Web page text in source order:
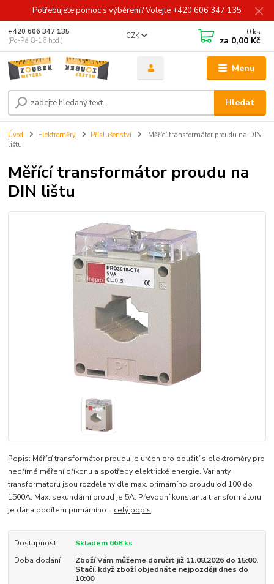
Potřebujete pomoc s výběrem? Volejte +420 606 347 135
Menu
CZK
Hledat
+420 606 347 135
(Po-Pá 8-16 hod.)
0 ks
za 0,00 Kč
Úvod Elektroměry Příslušenství
Měřící transformátor proudu na DIN
lištu
Měřící transformátor proudu na
DIN lištu
Popis: Měřící transformátor proudu je určen pro použití s elektroměry pro
nepřímé měření příkonu a spotřeby elektrické energie. Varianty
transformátoru jsou rozděleny dle max. primárního proudu od 100 do
1500A. Max. sekundární proud je 5A. Převodní konstanta transformátoru
je dána podílem primárního... celý popis
Dostupnost
Skladem 668 ks
Doba dodání
Zboží Vám můžeme doručit již 11.08.2026 do 15:00.
Stačí, když zboží objednáte nejpozději dnes do
10:00